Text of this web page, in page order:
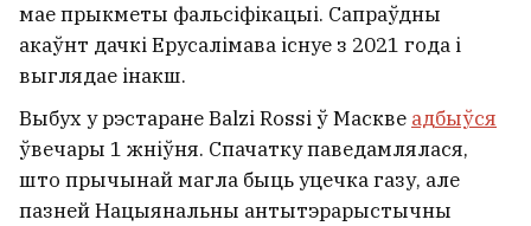
мае прыкметы фальсіфікацыі. Сапраўдны
акаўнт дачкі Ерусалімава існуе з 2021 года і
выглядае інакш.
Выбух у рэстаране Balzi Rossi ў Маскве адбыўся
ўвечары 1 жніўня. Спачатку паведамлялася,
што прычынай магла быць уцечка газу, але
пазней Нацыянальны антытэрарыстычны